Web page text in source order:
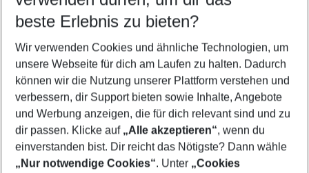
5-8 Nächte
2 Erwachsene Keine Kinder
Mehr Filter anzeigen
beste Erlebnis zu bieten?
Wir verwenden Cookies und ähnliche Technologien, um
unsere Webseite für dich am Laufen zu halten. Dadurch
können wir die Nutzung unserer Plattform verstehen und
verbessern, dir Support bieten sowie Inhalte, Angebote
und Werbung anzeigen, die für dich relevant sind und zu
dir passen. Klicke auf „Alle akzeptieren“, wenn du
einverstanden bist. Dir reicht das Nötigste? Dann wähle
„Nur notwendige Cookies“. Unter „Cookies